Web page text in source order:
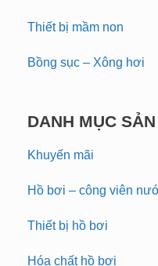
Thiết bị mầm non
Bồng sục – Xông hơi
DANH MỤC
Khuyến mãi
Hồ bơi – công viên
Thiết bị hồ bơi
Hóa chất hồ bơi